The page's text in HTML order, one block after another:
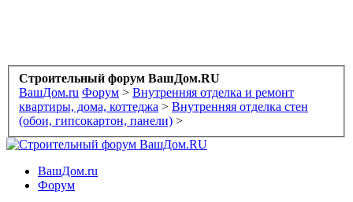
Строительный форум ВашДом.RU
ВашДом.ru Форум > Внутренняя отделка и ремонт
квартиры, дома, коттеджа > Внутренняя отделка стен
(обои, гипсокартон, панели) >
ВашДом.ru
Форум